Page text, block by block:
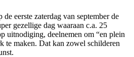
eerste zaterdag van september de
gezellige dag waaraan c.a. 25
uitnodiging, deelnemen om “en plein
te maken. Dat kan zowel schilderen